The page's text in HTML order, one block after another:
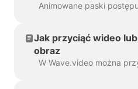
Wave.video
Jak przyciąć wideo lub
obraz